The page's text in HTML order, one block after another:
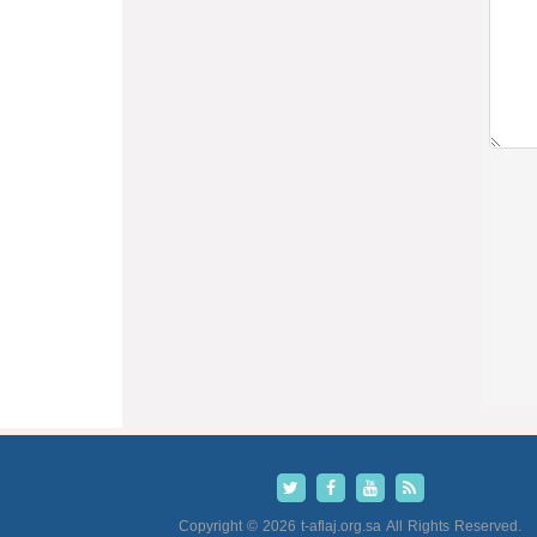
Copyright © 2026 t-aflaj.org.sa All Rights Reserved.